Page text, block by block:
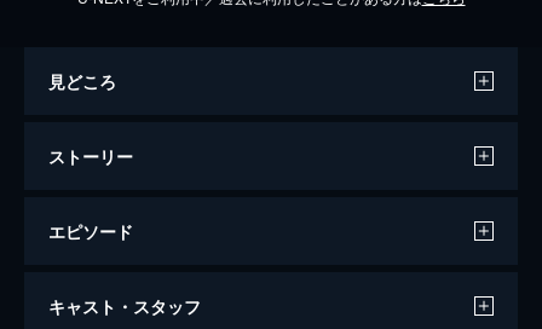
見どころ
ストーリー
エピソード
SUP THE WORLD VOL.4 -クルージング
キャスト・スタッフ